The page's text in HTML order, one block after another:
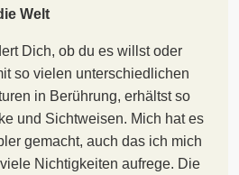
Welt
Dich, ob du es willst oder
so vielen unterschiedlichen
in Berührung, erhältst so
und Sichtweisen. Mich hat es
gemacht, auch das ich mich
Nichtigkeiten aufrege. Die